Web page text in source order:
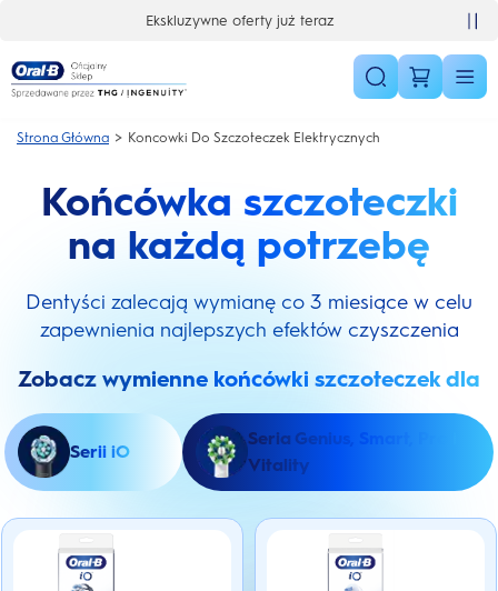
Ekskluzywne oferty już teraz
Strona Główna Koncowki Do Szczoteczek Elektrycznych
Końcówka szczoteczki
na każdą potrzebę
Dentyści zalecają wymianę co 3 miesiące w celu
zapewnienia najlepszych efektów czyszczenia
Zobacz wymienne końcówki szczoteczek dla
Serii iO
Seria Genius, Smart, Pro i
Vitality